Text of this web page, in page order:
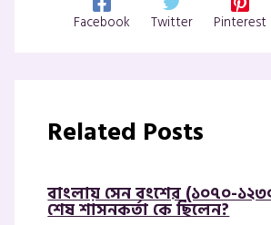
Facebook Twitter Pinterest
Related Posts
বাংলায় সেন বংশের (১০৭০-১২৩০
শেষ শাসনকর্তা কে ছিলেন?